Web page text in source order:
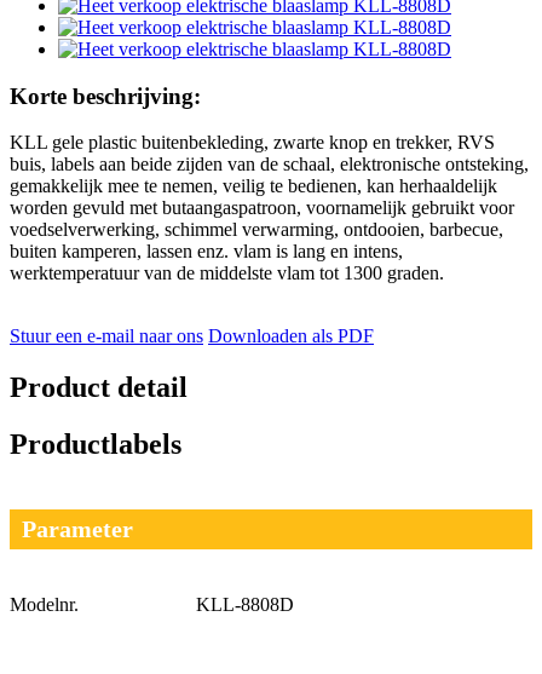
Korte beschrijving:
KLL gele plastic buitenbekleding, zwarte knop en trekker, RVS
buis, labels aan beide zijden van de schaal, elektronische ontsteking,
gemakkelijk mee te nemen, veilig te bedienen, kan herhaaldelijk
worden gevuld met butaangaspatroon, voornamelijk gebruikt voor
voedselverwerking, schimmel verwarming, ontdooien, barbecue,
buiten kamperen, lassen enz. vlam is lang en intens,
werktemperatuur van de middelste vlam tot 1300 graden.
Stuur een e-mail naar ons Downloaden als PDF
Product detail
Productlabels
Parameter
Modelnr. KLL-8808D